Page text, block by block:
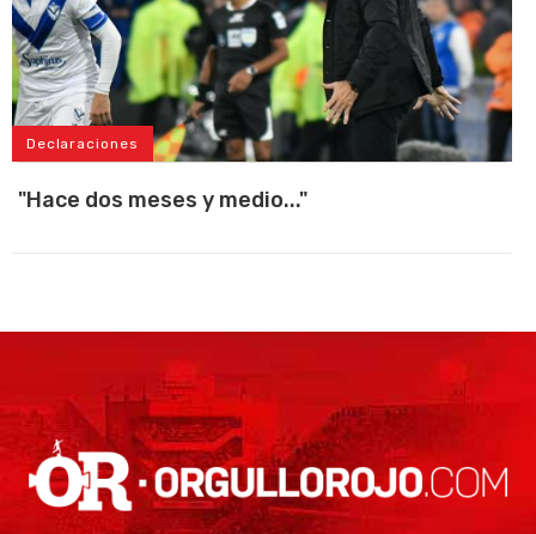
Declaraciones
"Hace dos meses y medio..."